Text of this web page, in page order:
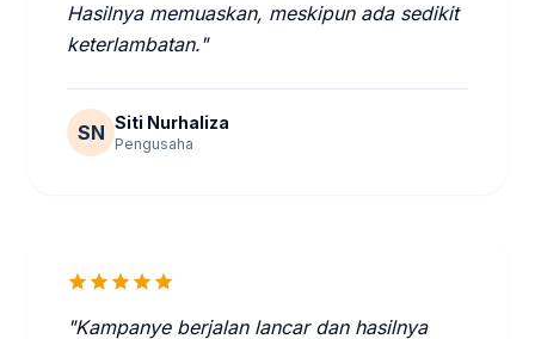
Hasilnya memuaskan, meskipun ada sedikit
keterlambatan."
SN Siti Nurhaliza
Pengusaha
starstarstarstarstar
"Kampanye berjalan lancar dan hasilnya